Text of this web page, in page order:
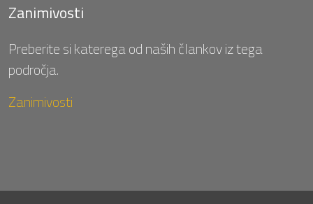
Zanimivosti
Preberite si katerega od naših člankov iz tega
področja.
Zanimivosti